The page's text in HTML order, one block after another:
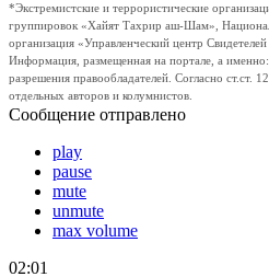
*Экстремистские и террористические
группировок «Хайят Тахрир аш-Шам»,
организация «Управленческий центр
Информация, размещенная на портале, а
разрешения правообладателей. Согласно
отдельных авторов и колумнистов.
Сообщение отправлено
play
pause
mute
unmute
max volume
02:01